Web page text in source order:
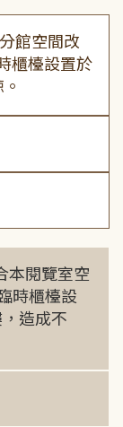
館空間改
櫃檯設置於
本閱覽室空
時櫃檯設
造成不